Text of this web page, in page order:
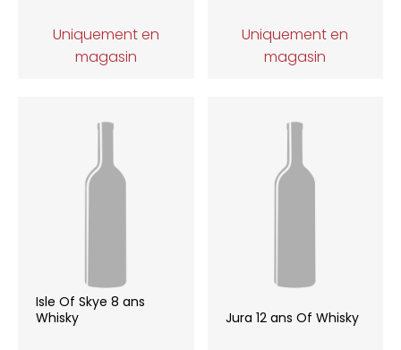
Uniquement en
magasin
Uniquement en
magasin
Isle Of Skye 8 ans
Whisky
Jura 12 ans Of Whisky